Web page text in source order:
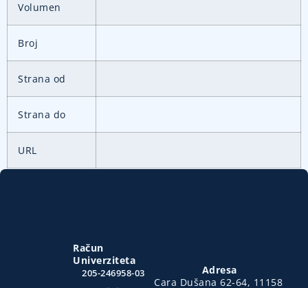
Volumen
Broj
Strana od
Strana do
URL
Račun
Univerziteta
205-246958-03
Adresa
Cara Dušana 62-64, 11158